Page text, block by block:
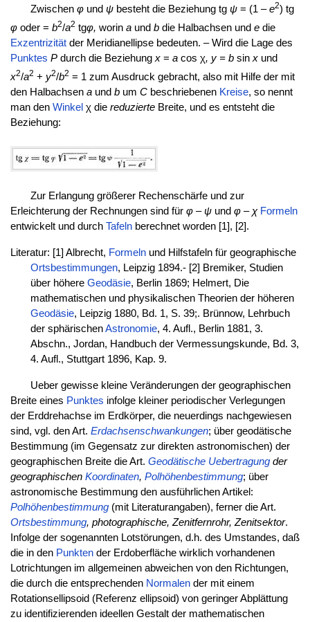
Zwischen φund ψbesteht die Beziehung tg ψ= (1 –e2) tg
φoder = b2/a2 tgφ, worin aund bdie Halbachsen und edie
Exzentrizitätder Meridianellipse bedeuten. – Wird die Lage des
Punktes Pdurch die Beziehung x= acos χ, y = bsin xund
x2/a2 + y2/b2 = 1 zum Ausdruck gebracht, also mit Hilfe der mit
den Halbachsen aund bum Cbeschriebenen Kreise, so nennt
man den Winkel χ die reduzierteBreite, und es entsteht die
Beziehung:
Zur Erlangung größerer Rechenschärfe und zur
Erleichterung der Rechnungen sind für φ – ψund φ – χ Formeln
entwickelt und durch Tafelnberechnet worden [1], [2].
Literatur: [1] Albrecht, Formelnund Hilfstafeln für geographische
Ortsbestimmungen, Leipzig 1894.- [2] Bremiker, Studien
über höhere Geodäsie, Berlin 1869; Helmert, Die
mathematischen und physikalischen Theorien der höheren
Geodäsie, Leipzig 1880, Bd. 1, S. 39;. Brünnow, Lehrbuch
der sphärischenAstronomie, 4. Aufl., Berlin 1881, 3.
Abschn., Jordan, Handbuch der Vermessungskunde, Bd. 3,
4. Aufl., Stuttgart 1896, Kap. 9.
Ueber gewisse kleine Veränderungen der geographischen
Breite eines Punktes infolge kleiner periodischer Verlegungen
der Erddrehachse im Erdkörper, die neuerdings nachgewiesen
sind, vgl. den Art. Erdachsenschwankungen; über geodätische
Bestimmung (im Gegensatz zur direkten astronomischen) der
geographischen Breite die Art. Geodätische Uebertragungder
geographischen Koordinaten, Polhöhenbestimmung; über
astronomische Bestimmung den ausführlichen Artikel:
Polhöhenbestimmung(mit Literaturangaben), ferner die Art.
Ortsbestimmung, photographische, Zenitfernrohr, Zenitsektor.
Infolge der sogenannten Lotstörungen, d.h. des Umstandes, daß
die in den Punktender Erdoberfläche wirklich vorhandenen
Lotrichtungen im allgemeinen abweichen von den Richtungen,
die durch die entsprechenden Normalender mit einem
Rotationsellipsoid (Referenz ellipsoid) von geringer Abplättung
zu identifizierenden ideellen Gestalt der mathematischen